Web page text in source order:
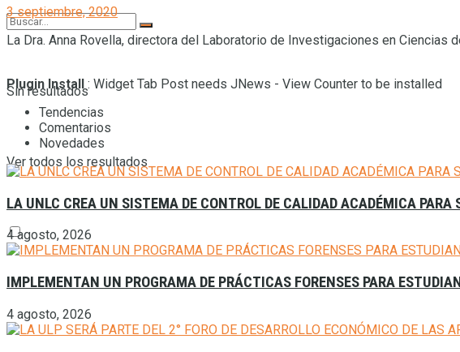
Sin resultados
Ver todos los resultados
3 septiembre, 2020
La Dra. Anna Rovella, directora del Laboratorio de Investigaciones en Ciencias
Plugin Install : Widget Tab Post needs JNews - View Counter to be installed
Tendencias
Comentarios
Novedades
LA UNLC CREA UN SISTEMA DE CONTROL DE CALIDAD ACADÉMICA PARA
4 agosto, 2026
IMPLEMENTAN UN PROGRAMA DE PRÁCTICAS FORENSES PARA
4 agosto, 2026